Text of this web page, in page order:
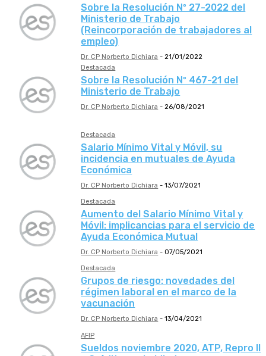
Sobre la Resolución Nº 27-2022 del
Ministerio de Trabajo
(Reincorporación de trabajadores al
empleo)
Dr. CP Norberto Dichiara - 21/01/2022
Destacada
Sobre la Resolución Nº 467-21 del
Ministerio de Trabajo
Dr. CP Norberto Dichiara - 26/08/2021
Destacada
Salario Mínimo Vital y Móvil, su
incidencia en mutuales de Ayuda
Económica
Dr. CP Norberto Dichiara - 13/07/2021
Destacada
Aumento del Salario Mínimo Vital y
Móvil: implicancias para el servicio de
Ayuda Económica Mutual
Dr. CP Norberto Dichiara - 07/05/2021
Destacada
Grupos de riesgo: novedades del
régimen laboral en el marco de la
vacunación
Dr. CP Norberto Dichiara - 13/04/2021
AFIP
Sueldos noviembre 2020, ATP, Repro II